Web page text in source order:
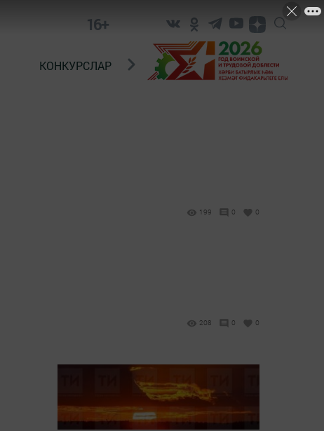
16+
КОНКУРСЛАР ТЕЛЕВИДЕНИЕ
199 0 0
208 0 0